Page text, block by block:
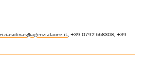
, +39 0792 558308, +39